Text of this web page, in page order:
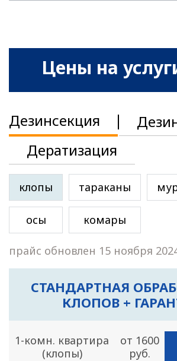
Цены на
Дезинсекция
Дератизация
клопы тараканы
осы комары
прайс обновлен 15 ноября
СТАНДАРТНАЯ
КЛОПОВ +
1-комн. квартира
(клопы)
от 1600
руб.